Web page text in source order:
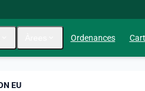
Ordenances
EU